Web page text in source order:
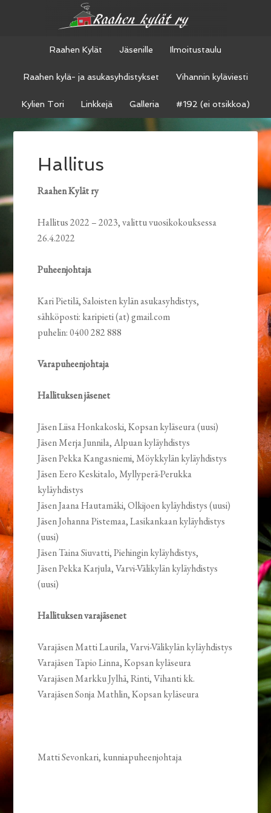
Raahen Kylät Jäsenille Ilmoitustaulu
Raahen kylä- ja asukasyhdistykset Vihannin kyläviesti
Kylien Tori Linkkejä Galleria #192 (ei otsikkoa)
Hallitus
Raahen Kylät ry
Hallitus 2022 – 2023, valittu vuosikokouksessa
26.4.2022
Puheenjohtaja
Kari Pietilä, Saloisten kylän asukasyhdistys,
sähköposti: karipieti (at) gmail.com
puhelin: 0400 282 888
Varapuheenjohtaja
Hallituksen jäsenet
Jäsen Liisa Honkakoski, Kopsan kyläseura (uusi)
Jäsen Merja Junnila, Alpuan kyläyhdistys
Jäsen Pekka Kangasniemi, Möykkylän kyläyhdistys
Jäsen Eero Keskitalo, Myllyperä-Perukka
kyläyhdistys
Jäsen Jaana Hautamäki, Olkijoen kyläyhdistys (uusi)
Jäsen Johanna Pistemaa, Lasikankaan kyläyhdistys
(uusi)
Jäsen Taina Siuvatti, Piehingin kyläyhdistys,
Jäsen Pekka Karjula, Varvi-Välikylän kyläyhdistys
(uusi)
Hallituksen varajäsenet
Varajäsen Matti Laurila, Varvi-Välikylän kyläyhdistys
Varajäsen Tapio Linna, Kopsan kyläseura
Varajäsen Markku Jylhä, Rinti, Vihanti kk.
Varajäsen Sonja Mathlin, Kopsan kyläseura
Matti Sevonkari, kunniapuheenjohtaja